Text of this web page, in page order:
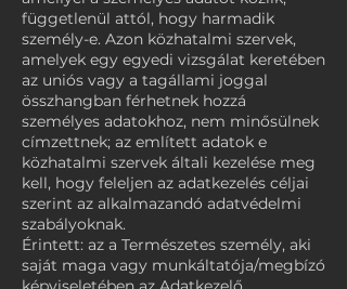
függetlenül attól, hogy harmadik
személy-e. Azon közhatalmi szervek,
amelyek egy egyedi vizsgálat keretében
az uniós vagy a tagállami joggal
összhangban férhetnek hozzá
személyes adatokhoz, nem minősülnek
címzettnek; az említett adatok e
közhatalmi szervek általi kezelése meg
kell, hogy feleljen az adatkezelés céljai
szerint az alkalmazandó adatvédelmi
szabályoknak.
Érintett: az a Természetes személy, aki
saját maga vagy munkáltatója/megbízó